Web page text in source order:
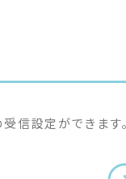
信設定ができます。